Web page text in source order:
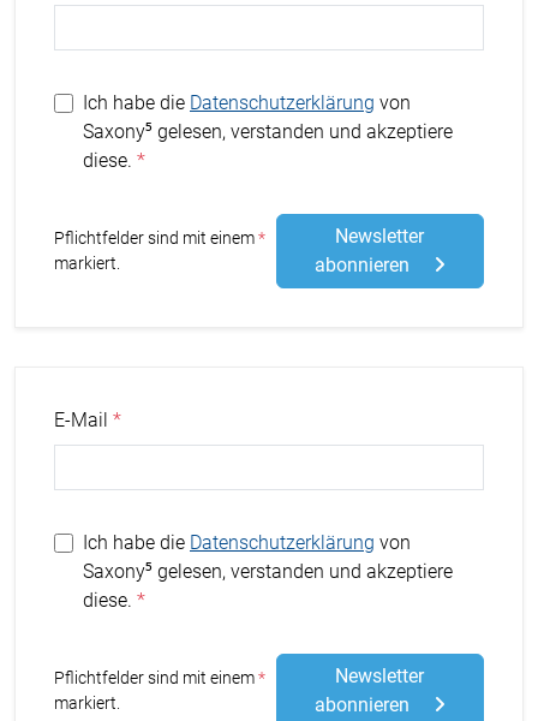
Ich habe die Datenschutzerklärung von
Saxony⁵ gelesen, verstanden und akzeptiere
diese.
Pflichtfelder sind mit einem Stern
markiert.
Newsletter
abonnieren
E-Mail
Ich habe die Datenschutzerklärung von
Saxony⁵ gelesen, verstanden und akzeptiere
diese.
Pflichtfelder sind mit einem Stern
markiert.
Newsletter
abonnieren